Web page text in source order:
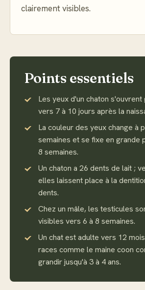
clairement visibles.
Points essentiels
Les yeux d'un chaton
vers 7 à 10 jours après la
La couleur des yeux change à
semaines et se fixe en grande
8 semaines.
Un chaton a 26 dents de lait ;
elles laissent place à la
dents.
Chez un mâle, les testicules
visibles vers 6 à 8 semaines.
Un chat est adulte vers 12
races comme le maine coon
grandir jusqu'à 3 à 4 ans.